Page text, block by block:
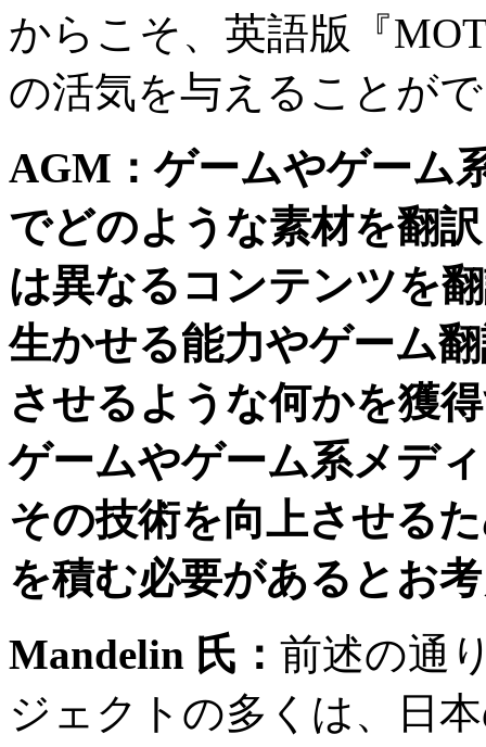
からこそ、英語版『
の活気を与えることが
AGM ：ゲームやゲーム
でどのような素材を翻
は異なるコンテンツを
生かせる能力やゲーム
させるような何かを獲
ゲームやゲーム系メデ
その技術を向上させる
を積む必要があるとお
Mandelin 氏： 前述の通
ジェクトの多くは、日